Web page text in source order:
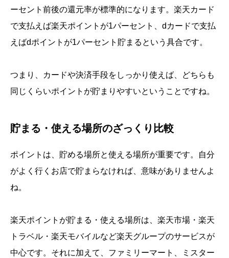
ーセント前後の還元率が標準的になります。楽天カード
で支払えば楽天ポイントが1パーセント、dカードで支払
えばdポイントが1パーセント貯まるという具合です。
つまり、カードや決済手段をしっかり使えば、どちらも
同じくらいポイントが貯まりやすいということですね。
貯まる・使える場所のざっくり比較
ポイントは、貯める場所と使える場所が重要です。自分
がよく行くお店で貯まらなければ、意味がありませんよ
ね。
楽天ポイントが貯まる・使える場所は、楽天市場・楽天
トラベル・楽天モバイルなど楽天グループのサービスが
中心です。それに加えて、ファミリーマート、ミスター